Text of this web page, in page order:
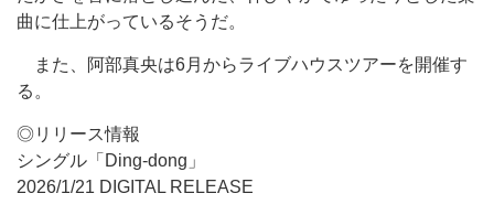
曲に仕上がっているそうだ。
また、阿部真央は6月からライブハウスツアーを開催す
る。
◎リリース情報
シングル「Ding-dong」
2026/1/21 DIGITAL RELEASE